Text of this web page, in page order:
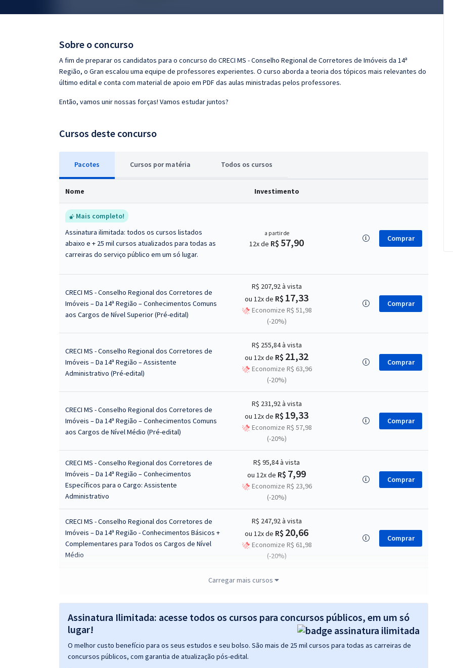
Questões grátis
Sobre o concurso
A fim de preparar os candidatos para o concurso do CRECI MS - Conselho Regional de Corretores de Imóveis da 14ª
Região, o Gran escalou uma equipe de professores experientes. O curso aborda a teoria dos tópicos mais relevantes do
último edital e conta com material de apoio em PDF das aulas ministradas pelos professores.
Então, vamos unir nossas forças! Vamos estudar juntos?
Cursos deste concurso
Pacotes Cursos por matéria Todos os cursos
Nome Investimento
Mais completo!
Assinatura ilimitada: todos os cursos listados
abaixo e + 25 mil cursos atualizados para todas as
carreiras do serviço público em um só lugar.
a partir de
12x de R$ 57,90 Comprar
CRECI MS - Conselho Regional dos Corretores de
Imóveis – Da 14ª Região – Conhecimentos Comuns
aos Cargos de Nível Superior (Pré-edital)
R$ 207,92à vista
ou 12x de R$ 17,33
Economize R$ 51,98
(-20%)
Comprar
CRECI MS - Conselho Regional dos Corretores de
Imóveis – Da 14ª Região – Assistente
Administrativo (Pré-edital)
R$ 255,84à vista
ou 12x de R$ 21,32
Economize R$ 63,96
(-20%)
Comprar
CRECI MS - Conselho Regional dos Corretores de
Imóveis – Da 14ª Região – Conhecimentos Comuns
aos Cargos de Nível Médio (Pré-edital)
R$ 231,92à vista
ou 12x de R$ 19,33
Economize R$ 57,98
(-20%)
Comprar
CRECI MS - Conselho Regional dos Corretores de
Imóveis – Da 14ª Região – Conhecimentos
Específicos para o Cargo: Assistente
Administrativo
R$ 95,84à vista
ou 12x de R$ 7,99
Economize R$ 23,96
(-20%)
Comprar
CRECI MS - Conselho Regional dos Corretores de
Imóveis – Da 14ª Região - Conhecimentos Básicos +
Complementares para Todos os Cargos de Nível
Médio
R$ 247,92à vista
ou 12x de R$ 20,66
Economize R$ 61,98
(-20%)
Comprar
CRECI MS - Conselho Regional dos Corretores de
Complementares para Todos os Cargos de Nível
Superior
R$ 287,92
Economize R$ 71,98
(-20%)
CRECI MS - Conselho Regional dos Corretores de
Imóveis Da 14ª Região - Agente Fiscal
ou 12x de R$30,66
Carregar mais cursos
Assinatura Ilimitada: acesse todos os cursos para concursos públicos, em um só
lugar!
O melhor custo benefício para os seus estudos e seu bolso. São mais de 25 mil cursos para todas as carreiras de
concursos públicos, com garantia de atualização pós-edital.